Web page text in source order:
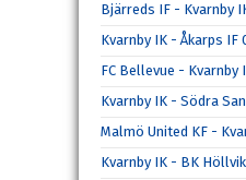
Bjärreds IF - Kvarnby
Kvarnby IK - Åkarps
FC Bellevue - Kvarnby
Kvarnby IK - Södra
Malmö United KF -
Kvarnby IK - BK